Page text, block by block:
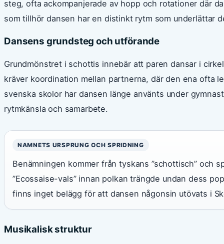
steg, ofta ackompanjerade av hopp och rotationer där
som tillhör dansen har en distinkt rytm som underlättar
Dansens grundsteg och utförande
Grundmönstret i schottis innebär att paren dansar i
kräver koordination mellan partnerna, där den ena ofta
svenska skolor har dansen länge använts under
rytmkänsla och samarbete.
NAMNETS URSPRUNG OCH SPRIDNING
Benämningen kommer från tyskans ”schottisch” och
”Ecossaise-vals” innan polkan trängde undan dess
finns inget belägg för att dansen någonsin utövats i
Musikalisk struktur